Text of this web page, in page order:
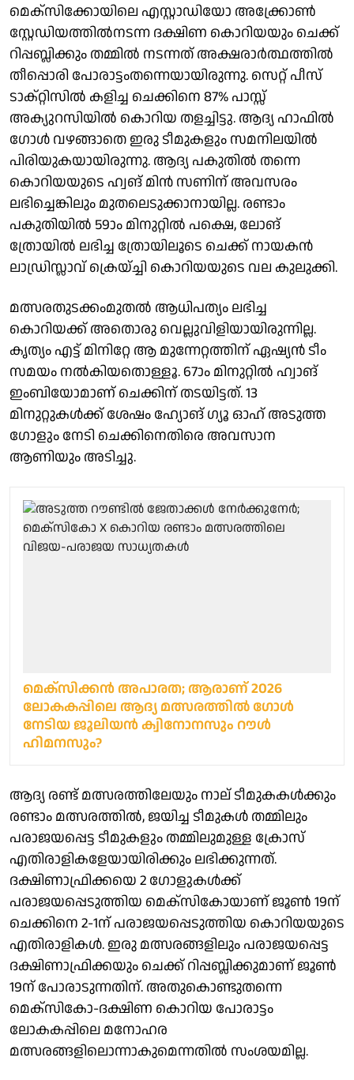
മെക്സിക്കോയിലെ എസ്റ്റാഡിയോ അക്ക്രോൺ
സ്റ്റേഡിയത്തിൽനടന്ന ദക്ഷിണ കൊറിയയും ചെക്ക്
റിപ്പബ്ലിക്കും തമ്മിൽ നടന്നത് അക്ഷരാർത്ഥത്തിൽ
തീപ്പൊരി പോരാട്ടംതന്നെയായിരുന്നു. സെറ്റ് പീസ്
ടാക്റ്റിസിൽ കളിച്ച ചെക്കിനെ 87% പാസ്സ്
അക്യുറസിയിൽ കൊറിയ തളച്ചിട്ടു. ആദ്യ ഹാഫിൽ ​
ഗോൾ വഴങ്ങാതെ ഇരു ടീമുകളും സമനിലയിൽ
പിരിയുകയായിരുന്നു. ആദ്യ പകുതിൽ തന്നെ
കൊറിയയുടെ ഹ്വങ് മിൻ സണിന് അവസരം
ലഭിച്ചെങ്കിലും മുതലെടുക്കാനായില്ല. രണ്ടാം
പകുതിയിൽ 59ാം മിനുറ്റിൽ പക്ഷെ, ലോങ്
ത്രോയിൽ ലഭിച്ച ത്രോയിലൂടെ ചെക്ക് നായകൻ
ലാഡ്രിസ്ലാവ് ക്രെയ്ച്ചി കൊറിയയുടെ വല കുലുക്കി.
മത്സരതുടക്കംമുതൽ ആധിപത്യം ലഭിച്ച
കൊറിയക്ക് അതൊരു വെല്ലുവിളിയായിരുന്നില്ല.
കൃത്യം എട്ട് മിനിറ്റേ ആ മുന്നേറ്റത്തിന് ഏഷ്യൻ ടീം
സമയം നൽകിയതൊള്ളൂ. 67ാം മിനുറ്റിൽ ഹ്വാങ്
ഇംബിയോമാണ് ചെക്കിന് തടയിട്ടത്. 13
മിനുറ്റുകൾക്ക് ശേഷം ഹ്യോങ് ​ഗ്യൂ ഓഹ് അടുത്ത ​
ഗോളും നേടി ചെക്കിനെതിരെ അവസാന
ആണിയും അടിച്ചു.
മെക്സിക്കൻ അപാരത; ആരാണ് 2026
ലോകകപ്പിലെ ആദ്യ മത്സരത്തിൽ ​ഗോൾ
നേടിയ ജൂലിയൻ ക്വിനോനസും റൗൾ
ഹിമനസും?
ആദ്യ രണ്ട് മത്സരത്തിലേയും നാല് ടീമുകകൾക്കും
രണ്ടാം മത്സരത്തിൽ, ജയിച്ച ടീമുകൾ തമ്മിലും
പരാജയപ്പെട്ട ടീമുകളും തമ്മിലുമുള്ള ക്രോസ്
എതിരാളികളേയായിരിക്കും ലഭിക്കുന്നത്.
ദക്ഷിണാഫ്രിക്കയെ 2 ​ഗോളുകൾക്ക്
പരാജയപ്പെടുത്തിയ മെക്സികോയാണ് ജൂൺ 19ന്
ചെക്കിനെ 2-1ന് പരാജയപ്പെടുത്തിയ കൊറിയയുടെ
എതിരാളികൾ. ഇരു മത്സരങ്ങളിലും പരാജയപ്പെട്ട
ദക്ഷിണാഫ്രിക്കയും ചെക്ക് റിപ്പബ്ലിക്കുമാണ് ജൂൺ
19ന് പോരാടുന്നതിന്. അതുകൊണ്ടുതന്നെ
മെക്സികോ-ദക്ഷിണ കൊറിയ പോരാട്ടം
ലോകകപ്പിലെ മനോഹര
മത്സരങ്ങളിലൊന്നാകുമെന്നതിൽ സംശയമില്ല.